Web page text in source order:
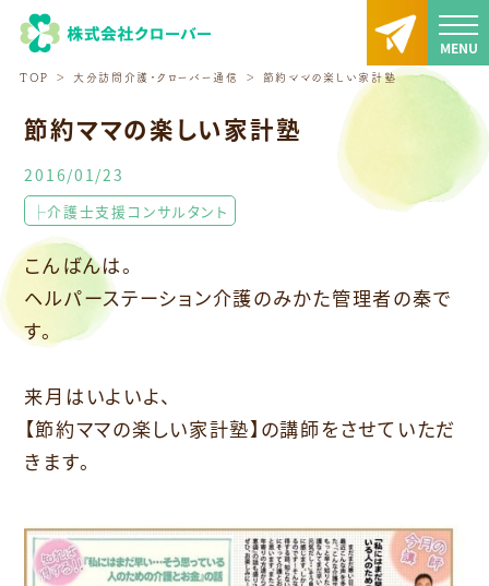
TOP 大分訪問介護・クローバー通信 節約ママの楽しい家計塾
節約ママの楽しい家計塾
2016/01/23
├介護士支援コンサルタント
こんばんは。
ヘルパーステーション介護のみかた管理者の秦で
す。
来月はいよいよ、
【節約ママの楽しい家計塾】の講師をさせていただ
きます。